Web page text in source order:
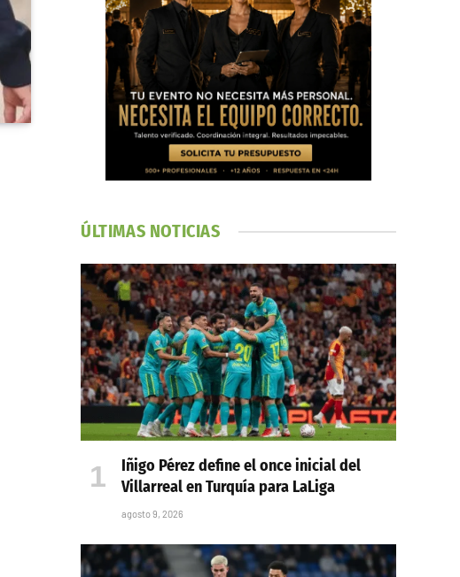
ÚLTIMAS NOTICIAS
Iñigo Pérez define el once inicial del
Villarreal en Turquía para LaLiga
agosto 9, 2026